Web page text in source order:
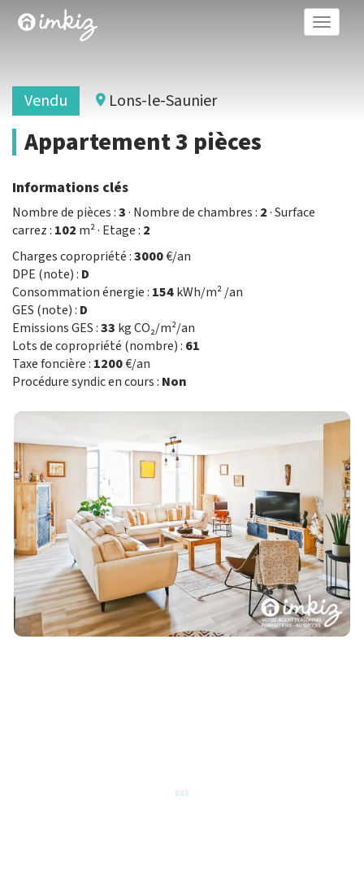
Toggle
Vendu Lons-le-Saunier
Appartement 3 pièces
Informations clés
Nombre de pièces :3· Nombre de chambres : 2· Surface
carrez : 102 m² · Etage : 2
Charges copropriété :3000€/an
DPE (note) : D
Consommation énergie : 154kWh/m² /an
GES (note) : D
Emissions GES :33 kg CO₂/m²/an
Lots de copropriété (nombre) : 61
Taxe foncière : 1200€/an
Procédure syndic en cours : Non